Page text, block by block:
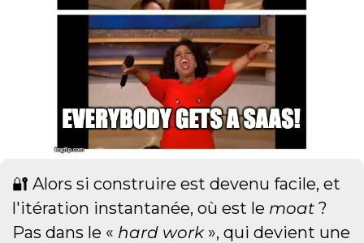
🔐 Alors si construire est devenu facile, et
l'itération instantanée, où est le moat ?
Pas dans le « hard work », qui devient une